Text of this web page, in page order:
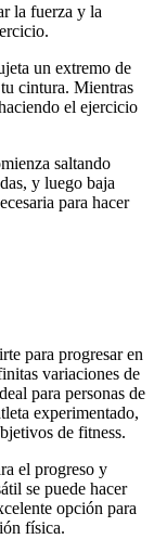
la fuerza y la
un extremo de
cintura. Mientras
el ejercicio
saltando
y luego baja
para hacer
para progresar en
variaciones de
para personas de
experimentado,
de fitness.
el progreso y
se puede hacer
opción para
física.